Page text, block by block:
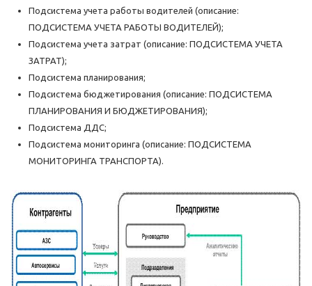
Подсистема учета работы водителей (описание:
ПОДСИСТЕМА УЧЕТА РАБОТЫ ВОДИТЕЛЕЙ);
Подсистема учета затрат (описание: ПОДСИСТЕМА УЧЕТА
ЗАТРАТ);
Подсистема планирования;
Подсистема бюджетирования (описание: ПОДСИСТЕМА
ПЛАНИРОВАНИЯ И БЮДЖЕТИРОВАНИЯ);
Подсистема ДДС;
Подсистема мониторинга (описание: ПОДСИСТЕМА
МОНИТОРИНГА ТРАНСПОРТА).